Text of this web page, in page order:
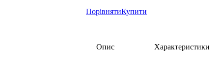
ПорівнятиКупити
Опис Характеристики